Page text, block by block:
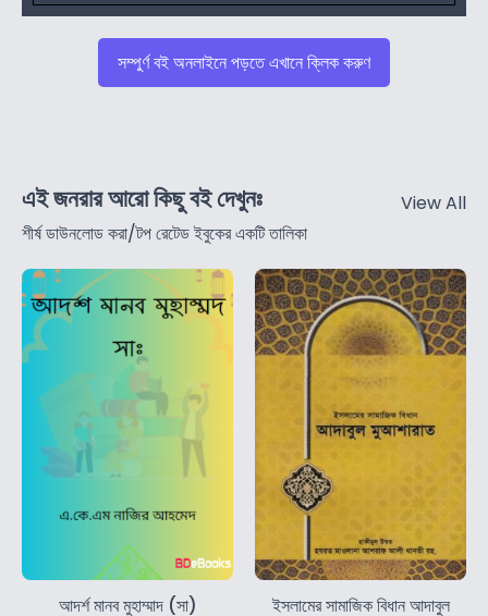
সম্পুর্ণ বই অনলাইনে পড়তে এখানে ক্লিক করুণ
এই জনরার আরো কিছু বই দেখুনঃ
শীর্ষ ডাউনলোড করা/টপ রেটেড ইবুকের একটি তালিকা
View All
আদর্শ মানব মুহাম্মাদ (সা)
ইসলামের সামাজিক বিধান আদাবুল